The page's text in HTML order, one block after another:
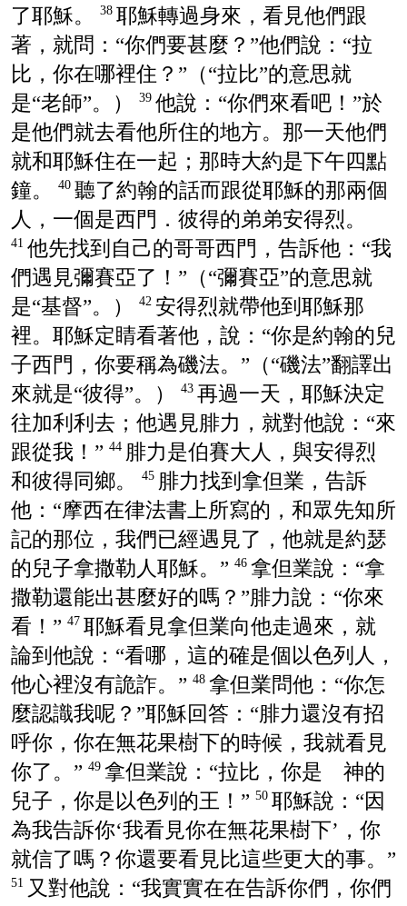
了耶穌。
38 耶穌轉過身來，看見他們跟
著，就問：“你們要甚麼？”他們說：“拉
比，你在哪裡住？”（“拉比”的意思就
是“老師”。）
39 他說：“你們來看吧！”於
是他們就去看他所住的地方。那一天他們
就和耶穌住在一起；那時大約是下午四點
鐘。
40 聽了約翰的話而跟從耶穌的那兩個
人，一個是西門．彼得的弟弟安得烈。
41 他先找到自己的哥哥西門，告訴他：“我
們遇見彌賽亞了！”（“彌賽亞”的意思就
是“基督”。）
42 安得烈就帶他到耶穌那
裡。耶穌定睛看著他，說：“你是約翰的兒
子西門，你要稱為磯法。”（“磯法”翻譯出
來就是“彼得”。）
43 再過一天，耶穌決定
往加利利去；他遇見腓力，就對他說：“來
跟從我！” 44 腓力是伯賽大人，與安得烈
和彼得同鄉。
45 腓力找到拿但業，告訴
他：“摩西在律法書上所寫的，和眾先知所
記的那位，我們已經遇見了，他就是約瑟
的兒子拿撒勒人耶穌。” 46 拿但業說：“拿
撒勒還能出甚麼好的嗎？”腓力說：“你來
看！” 47 耶穌看見拿但業向他走過來，就
論到他說：“看哪，這的確是個以色列人，
他心裡沒有詭詐。” 48 拿但業問他：“你怎
麼認識我呢？”耶穌回答：“腓力還沒有招
呼你，你在無花果樹下的時候，我就看見
你了。” 49 拿但業說：“拉比，你是 神的
兒子，你是以色列的王！” 50 耶穌說：“因
為我告訴你‘我看見你在無花果樹下’，你
就信了嗎？你還要看見比這些更大的事。”
51 又對他說：“我實實在在告訴你們，你們